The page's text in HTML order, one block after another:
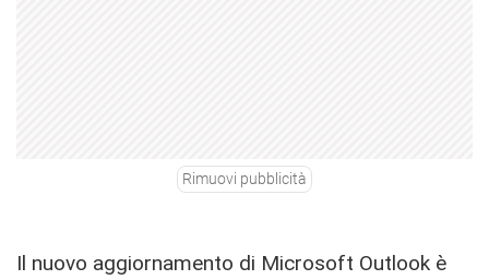
Rimuovi pubblicità
Il nuovo aggiornamento di Microsoft Outlook è